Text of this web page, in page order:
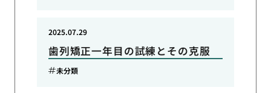
歯列矯正一年目の試練とその克服
2025.07.29
未分類